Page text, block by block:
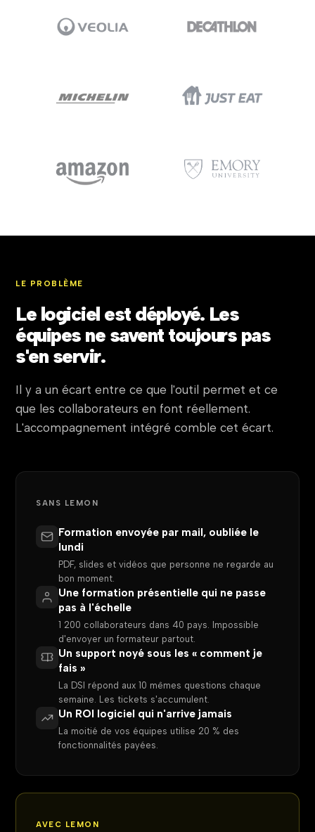
LE PROBLÈME
Le logiciel est déployé. Les
équipes ne savent toujours pas
s'en servir.
Il y a un écart entre ce que l'outil permet et ce
que les collaborateurs en font réellement.
L'accompagnement intégré comble cet écart.
SANS LEMON
Formation envoyée par mail, oubliée le
lundi
PDF, slides et vidéos que personne ne regarde au
bon moment.
Une formation présentielle qui ne passe
pas à l'échelle
1 200 collaborateurs dans 40 pays. Impossible
d'envoyer un formateur partout.
Un support noyé sous les « comment je
fais »
La DSI répond aux 10 mêmes questions chaque
semaine. Les tickets s'accumulent.
Un ROI logiciel qui n'arrive jamais
La moitié de vos équipes utilise 20 % des
fonctionnalités payées.
AVEC LEMON